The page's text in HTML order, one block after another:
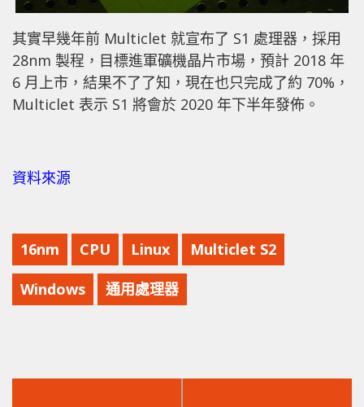
其實早幾年前 Multiclet 就宣布了 S1 處理器，採用
28nm 製程，目標進軍礦機晶片市場，預計 2018 年
6 月上市，結果不了了知，現在也只完成了約 70%，
Multiclet 表示 S1 將會於 2020 年下半年發佈。
資料來源
16nm CPU Linux Multiclet S2
Windows 通用處理器